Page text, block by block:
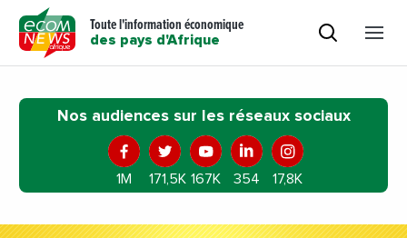
Toute l'information économique
des pays d'Afrique
Nos audiences sur les réseaux sociaux
1M 171,5K 167K 354 17,8K